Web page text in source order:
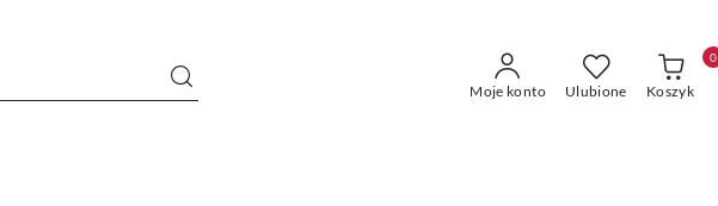
Moje konto Ulubione Koszyk
0